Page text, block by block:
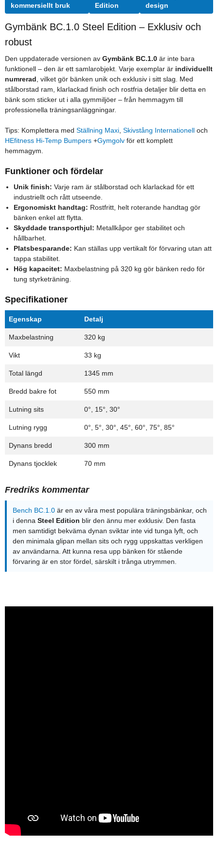
kommersiellt bruk
Edition
design
Gymbänk BC.1.0 Steel Edition – Exklusiv och
robust
Den uppdaterade versionen av Gymbänk BC.1.0 är inte bara
funktionell – den är ett samlarobjekt. Varje exemplar är individuellt
numrerad, vilket gör bänken unik och exklusiv i sitt slag. Med
stålborstad ram, klarlackad finish och rostfria detaljer blir detta en
bänk som sticker ut i alla gymmiljöer – från hemmagym till
professionella träningsanläggningar.
Tips: Komplettera med Ställning Maxi, Skivstång Internationell och
HEfitness Hi-Temp Bumpers +Gymgolv för ett komplett
hemmagym.
Funktioner och fördelar
Unik finish: Varje ram är stålborstad och klarlackad för ett
industriellt och rått utseende.
Ergonomiskt handtag: Rostfritt, helt roterande handtag gör
bänken enkel att flytta.
Skyddade transporthjul: Metallkåpor ger stabilitet och
hållbarhet.
Platsbesparande: Kan ställas upp vertikalt för förvaring utan att
tappa stabilitet.
Hög kapacitet: Maxbelastning på 320 kg gör bänken redo för
tung styrketräning.
Specifikationer
Egenskap Detalj
Maxbelastning 320 kg
Vikt 33 kg
Total längd 1345 mm
Bredd bakre fot 550 mm
Lutning sits 0°, 15°, 30°
Lutning rygg 0°, 5°, 30°, 45°, 60°, 75°, 85°
Dynans bredd 300 mm
Dynans tjocklek 70 mm
Fredriks kommentar
Bench BC.1.0 är en av våra mest populära träningsbänkar, och
i denna Steel Edition blir den ännu mer exklusiv. Den fasta
men samtidigt bekväma dynan sviktar inte vid tunga lyft, och
den minimala glipan mellan sits och rygg uppskattas verkligen
av användarna. Att kunna resa upp bänken för stående
förvaring är en stor fördel, särskilt i trånga utrymmen.